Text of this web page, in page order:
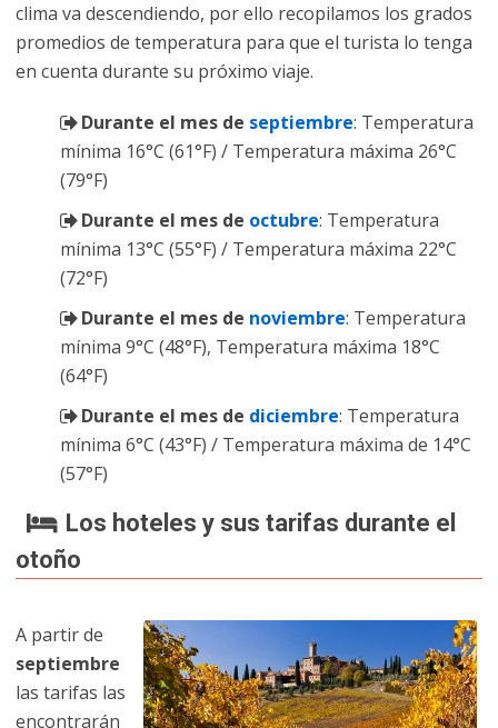
clima va descendiendo, por ello recopilamos los grados
promedios de temperatura para que el turista lo tenga
en cuenta durante su próximo viaje.
Durante el mes de septiembre: Temperatura
mínima 16°C (61°F) / Temperatura máxima 26°C
(79°F)
Durante el mes de octubre: Temperatura
mínima 13°C (55°F) / Temperatura máxima 22°C
(72°F)
Durante el mes de noviembre: Temperatura
mínima 9°C (48°F), Temperatura máxima 18°C
(64°F)
Durante el mes de diciembre: Temperatura
mínima 6°C (43°F) / Temperatura máxima de 14°C
(57°F)
Los hoteles y sus tarifas durante el
otoño
A partir de
septiembre
las tarifas las
encontrarán